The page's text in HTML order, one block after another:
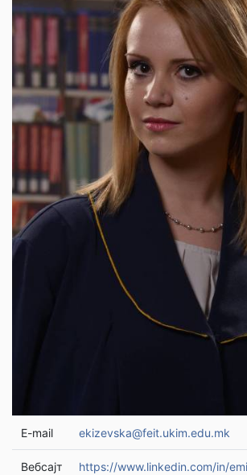
E-mail ekizevska@feit.ukim.edu.mk
Вебсајт
https://www.linkedin.com/in/